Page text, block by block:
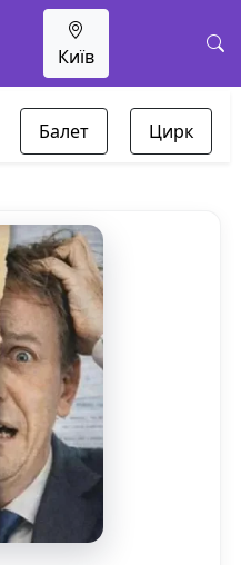
Київ
Балет Цирк